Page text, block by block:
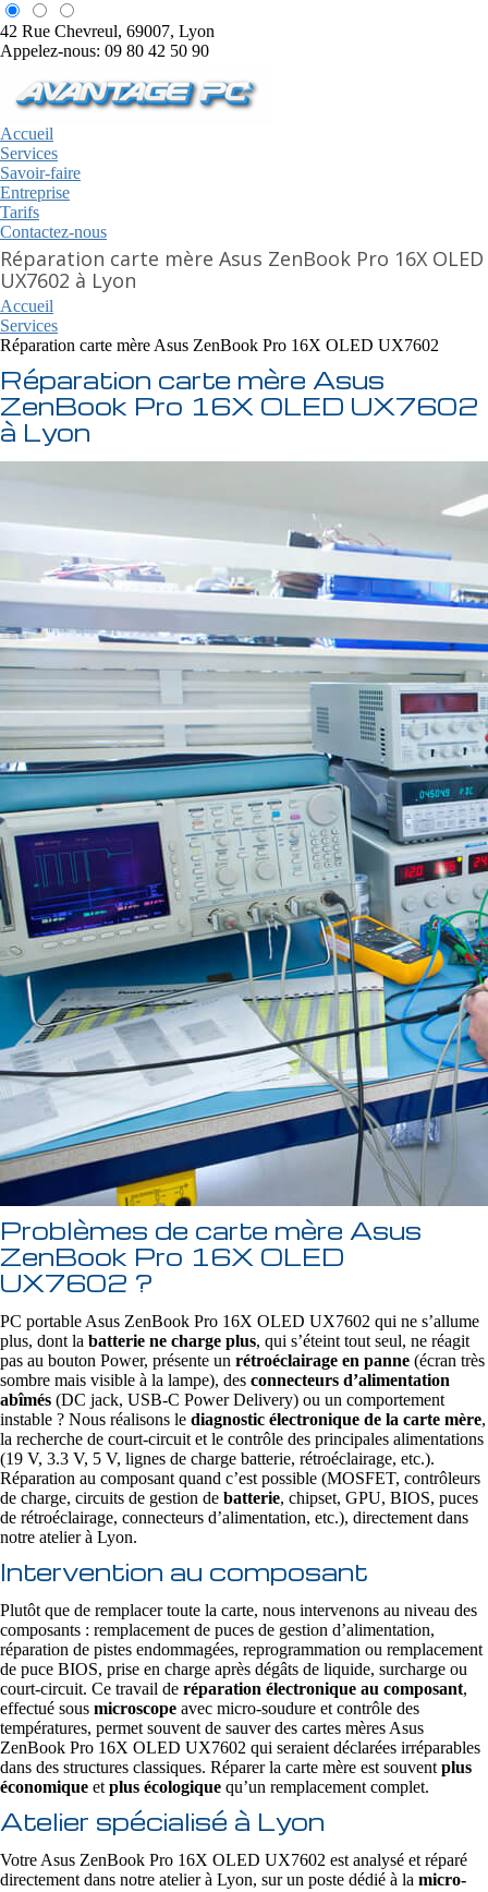
42 Rue Chevreul, 69007, Lyon
Appelez-nous: 09 80 42 50 90
Accueil
Services
Savoir-faire
Entreprise
Tarifs
Contactez-nous
Réparation carte mère Asus ZenBook Pro 16X OLED
UX7602 à Lyon
Accueil
Services
Réparation carte mère Asus ZenBook Pro 16X OLED UX7602
Réparation carte mère Asus
ZenBook Pro 16X OLED UX7602
à Lyon
Problèmes de carte mère Asus
ZenBook Pro 16X OLED
UX7602 ?
PC portable Asus ZenBook Pro 16X OLED UX7602 qui ne s’allume
plus, dont la batterie ne charge plus, qui s’éteint tout seul, ne réagit
pas au bouton Power, présente un rétroéclairage en panne (écran très
sombre mais visible à la lampe), des connecteurs d’alimentation
abîmés (DC jack, USB‑C Power Delivery) ou un comportement
instable ? Nous réalisons le diagnostic électronique de la carte mère,
la recherche de court‑circuit et le contrôle des principales alimentations
(19 V, 3.3 V, 5 V, lignes de charge batterie, rétroéclairage, etc.).
Réparation au composant quand c’est possible (MOSFET, contrôleurs
de charge, circuits de gestion de batterie, chipset, GPU, BIOS, puces
de rétroéclairage, connecteurs d’alimentation, etc.), directement dans
notre atelier à Lyon.
Intervention au composant
Plutôt que de remplacer toute la carte, nous intervenons au niveau des
composants : remplacement de puces de gestion d’alimentation,
réparation de pistes endommagées, reprogrammation ou remplacement
de puce BIOS, prise en charge après dégâts de liquide, surcharge ou
court-circuit. Ce travail de réparation électronique au composant,
effectué sous microscope avec micro-soudure et contrôle des
températures, permet souvent de sauver des cartes mères Asus
ZenBook Pro 16X OLED UX7602 qui seraient déclarées irréparables
dans des structures classiques. Réparer la carte mère est souvent plus
économique et plus écologique qu’un remplacement complet.
Atelier spécialisé à Lyon
Votre Asus ZenBook Pro 16X OLED UX7602 est analysé et réparé
directement dans notre atelier à Lyon, sur un poste dédié à la micro-